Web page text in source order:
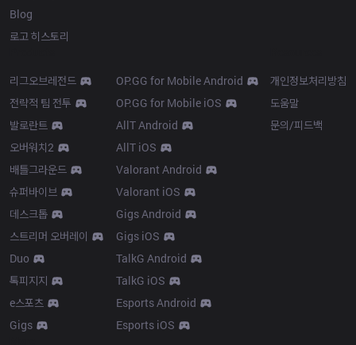
Blog
로고 히스토리
리그오브레전드
전략적 팀 전투
발로란트
오버워치2
배틀그라운드
슈퍼바이브
데스크톱
스트리머 오버레이
Duo
톡피지지
e스포츠
Gigs
OP.GG for Mobile Android
OP.GG for Mobile iOS
AllT Android
AllT iOS
Valorant Android
Valorant iOS
Gigs Android
Gigs iOS
TalkG Android
TalkG iOS
Esports Android
Esports iOS
개인정보처리방침
도움말
문의/피드백